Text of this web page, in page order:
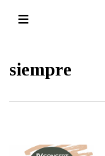
siempre